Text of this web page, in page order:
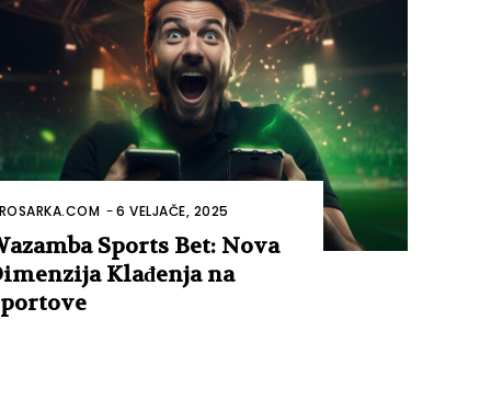
-6 VELJAČE, 2025
Sports Bet: Nova
Klađenja na